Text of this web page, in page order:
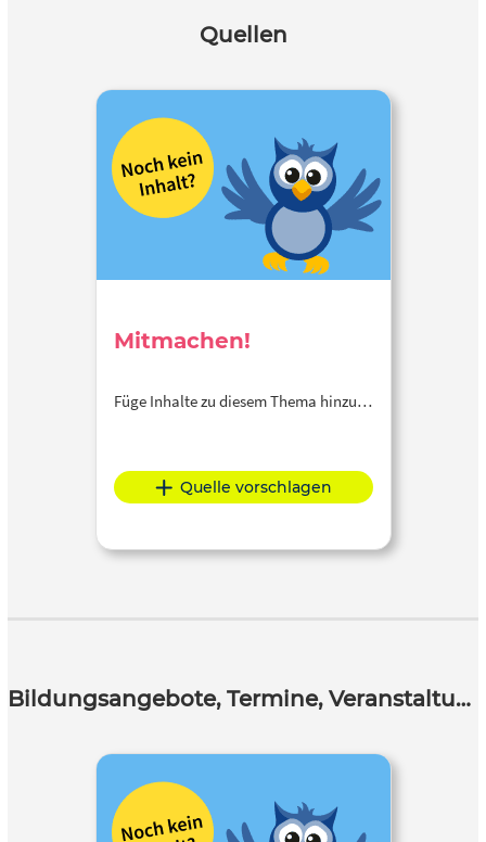
Quellen
Mitmachen!
Füge Inhalte zu diesem Thema hinzu…
Quelle vorschlagen
Bildungsangebote, Termine, Veranstaltungen